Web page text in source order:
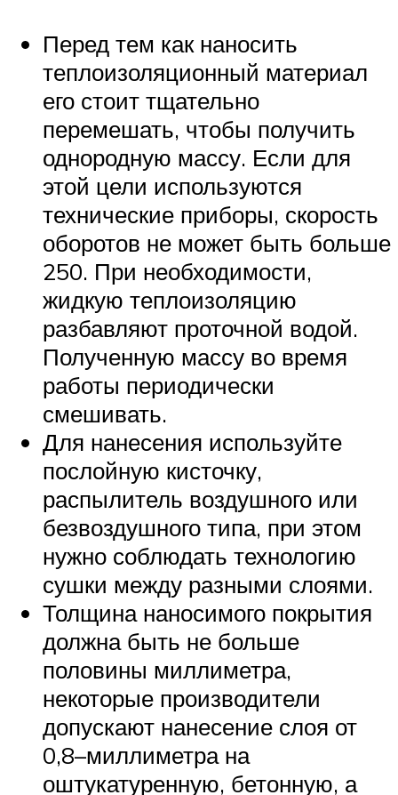
Перед тем как наносить
теплоизоляционный материал
его стоит тщательно
перемешать, чтобы получить
однородную массу. Если для
этой цели используются
технические приборы, скорость
оборотов не может быть больше
250. При необходимости,
жидкую теплоизоляцию
разбавляют проточной водой.
Полученную массу во время
работы периодически
смешивать.
Для нанесения используйте
послойную кисточку,
распылитель воздушного или
безвоздушного типа, при этом
нужно соблюдать технологию
сушки между разными слоями.
Толщина наносимого покрытия
должна быть не больше
половины миллиметра,
некоторые производители
допускают нанесение слоя от
0,8–миллиметра на
оштукатуренную, бетонную, а